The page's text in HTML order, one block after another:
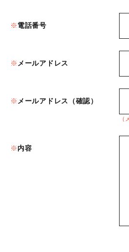
電話番号
メールアドレス
メールアドレス（確認）
内容